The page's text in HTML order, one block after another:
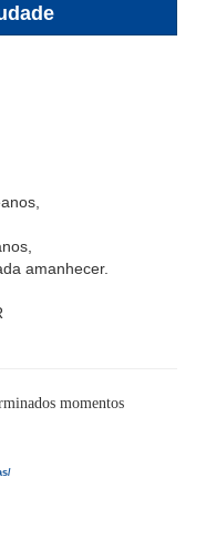
amanhecer.
momentos